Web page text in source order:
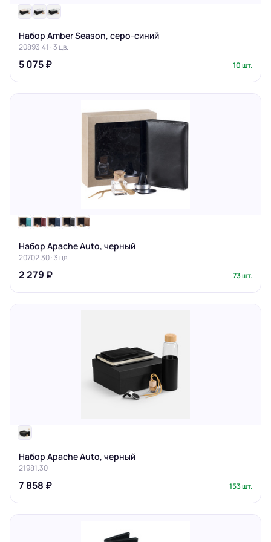
Набор Amber Season, серо-синий
20893.41 · 3 цв.
5 075 ₽ 10 шт.
Набор Apache Auto, черный
20702.30 · 3 цв.
2 279 ₽ 73 шт.
Набор Apache Auto, черный
21981.30
7 858 ₽ 153 шт.